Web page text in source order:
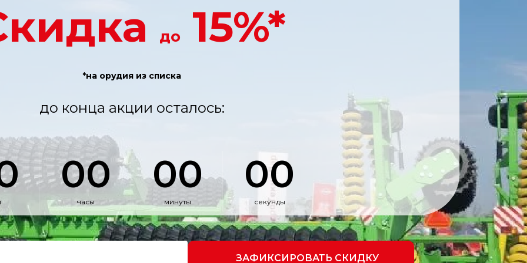
до 15%*
*на орудия из списка
до конца акции осталось:
00
часы
00
минуты
00
секунды
ЗАФИКСИРОВАТЬ СКИДКУ